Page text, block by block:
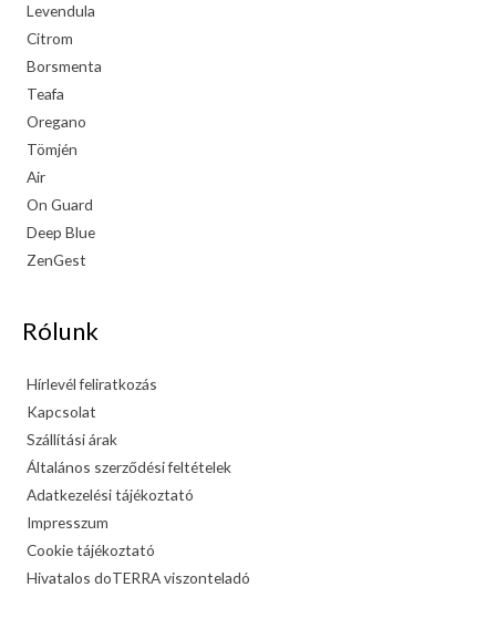
Levendula
Citrom
Borsmenta
Teafa
Oregano
Tömjén
Air
On Guard
Deep Blue
ZenGest
Rólunk
Hírlevél feliratkozás
Kapcsolat
Szállítási árak
Általános szerződési feltételek
Adatkezelési tájékoztató
Impresszum
Cookie tájékoztató
Hivatalos doTERRA viszonteladó